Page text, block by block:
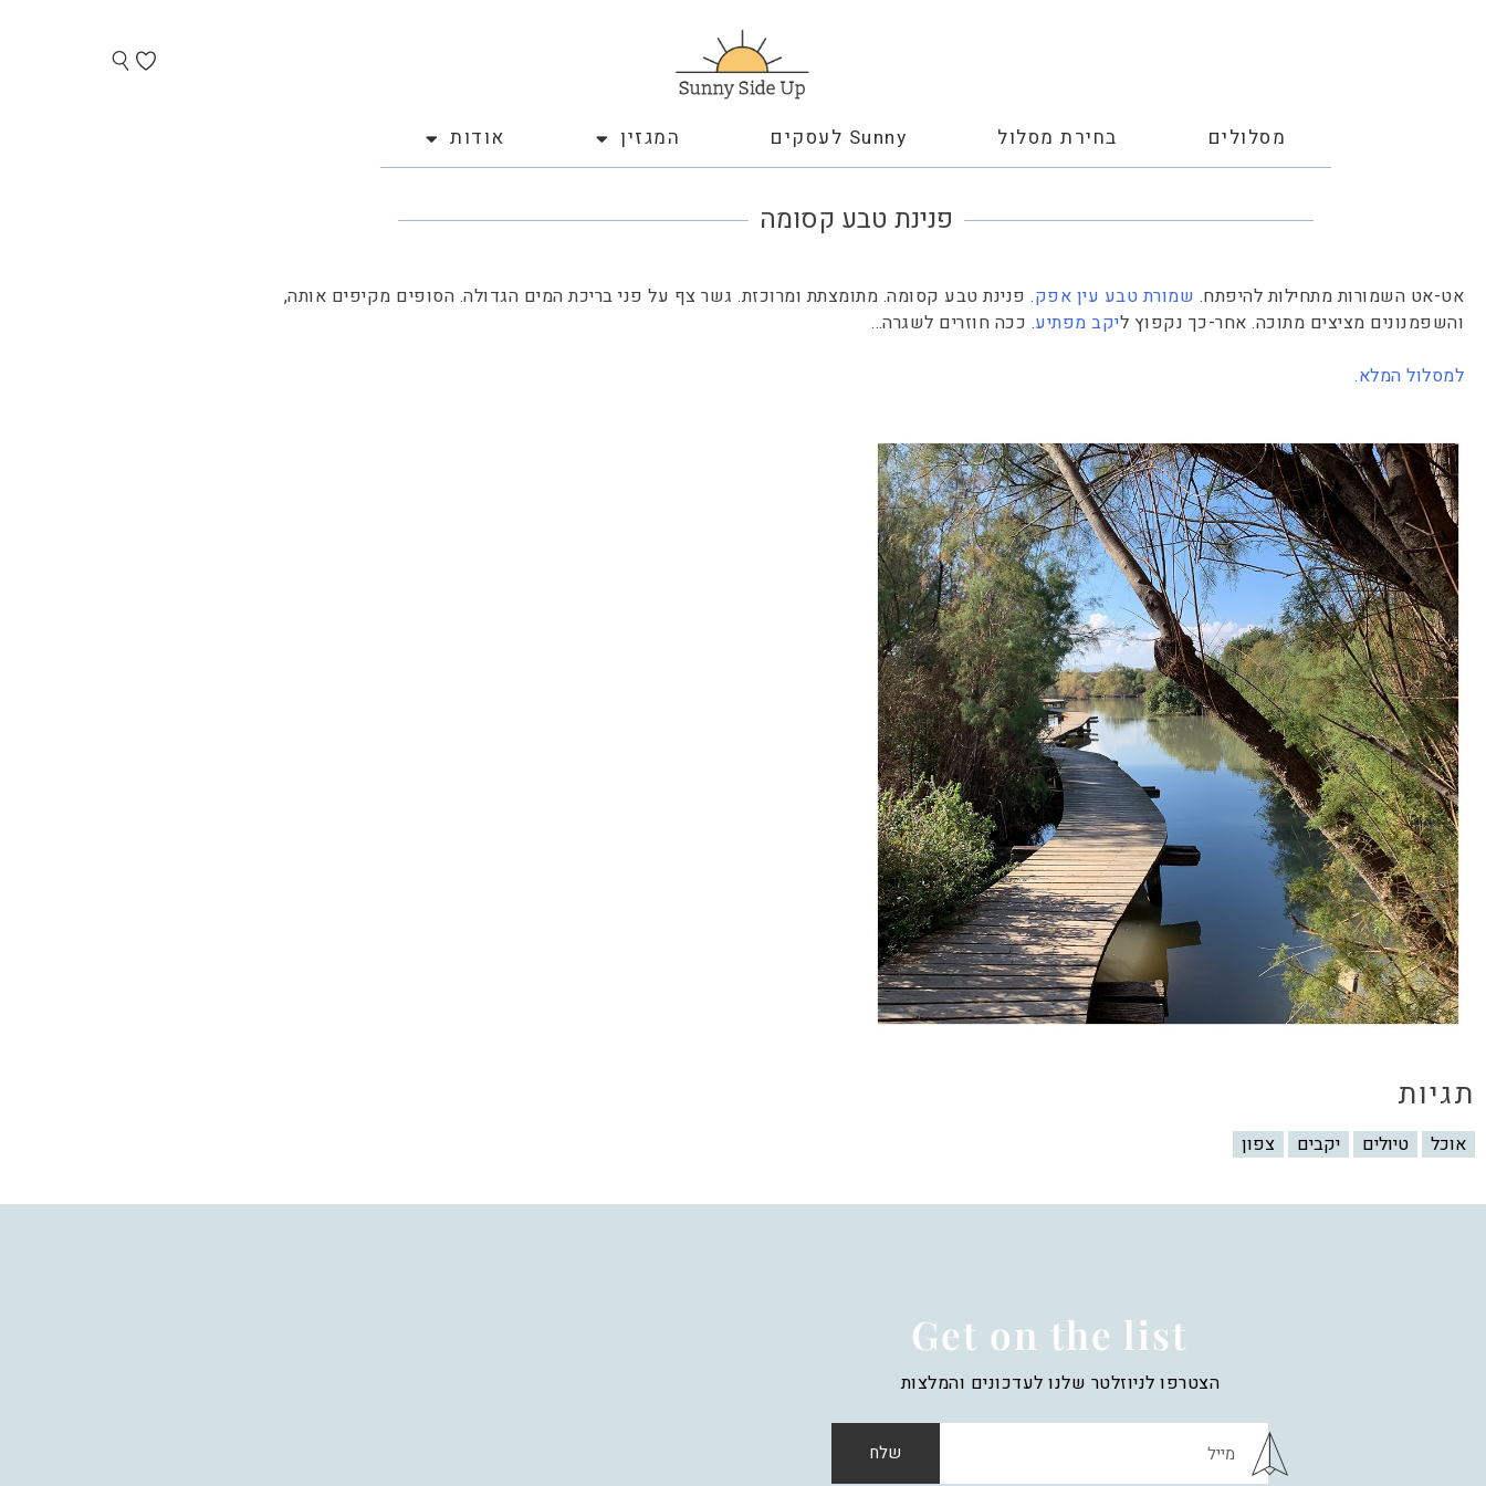
מסלולים בחירת מסלול Sunny לעסקים המגזין אודות
פנינת טבע קסומה
אט-אט השמורות מתחילות להיפתח. שמורת טבע עין אפק. פנינת טבע קסומה. מתומצתת ומרוכזת. גשר צף על פני בריכת המים הגדולה. הסופים מקיפים אותה,
והשפמנונים מציצים מתוכה. אחר-כך נקפוץ ליקב מפתיע. ככה חוזרים לשגרה…
למסלול המלא.
תגיות
אוכל טיולים יקבים צפון
Get on the list
הצטרפו לניוזלטר שלנו לעדכונים והמלצות
שלח